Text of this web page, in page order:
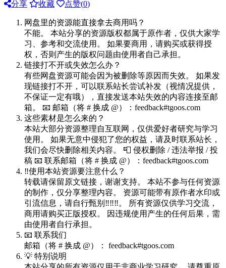
分享
收藏 点赞(0)
网盘里的资源能直接拿去商用吗？
不能。 本站分享的资源版权都属于原作者，仅供大家学
习、参考和交流使用。 如果要商用，请购买或获得授
权，否则产生的版权问题由使用者自己承担。
链接打不开或失效怎么办？
有些网盘资源可能会因为被删除等原因而失效。 如果发
现链接打不开，可以联系站长尝试补发（视情况提供，
不保证一定有哦），直接发送本站失效的内容连接至邮
箱。 📧 邮箱（将 # 换成 @）：feedback#tgoos.com
这些素材是怎么来的？
本站大部分资源整理自互联网，仅供爱好者研究与学习
使用。 如果无意中侵犯了您的权益，请及时联系站长，
我们会尽快删除相关内容。 📮 侵权删除 / 违法举报 / 投
稿 📧 联系邮箱（将 # 换成 @）：feedback#tgoos.com
‼️使用本站资源要注意什么？
转载请保留原文链接，谢谢支持。 本站不参与任何资源
的制作，仅分享整理内容。 资源可能带有原作者水印或
引流信息，请自行甄别‼️‼️‼️。 所有资源仅供学习交流，
商用请购买正版授权。 因违规使用产生的任何后果，需
由使用者自行承担。
📧 联系我们
邮箱（将 # 换成 @）： feedback#tgoos.com
💡 特别说明